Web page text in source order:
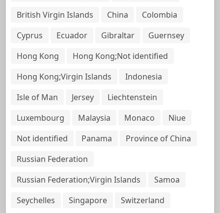
British Virgin Islands
China
Colombia
Cyprus
Ecuador Gibraltar
Guernsey
Hong Kong
Hong Kong;Not identified
Hong Kong;Virgin Islands
Indonesia
Isle of Man
Jersey
Liechtenstein
Luxembourg
Malaysia Monaco
Niue
Not identified
Panama
Province of China
Russian Federation
Russian Federation;Virgin Islands
Samoa
Seychelles
Singapore
Switzerland